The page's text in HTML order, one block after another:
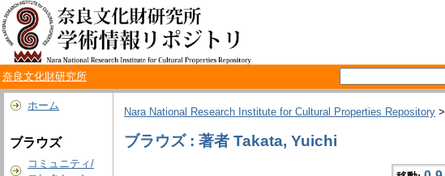
奈良文化財研究所
ホーム
ブラウズ
コミュニティ/
Nara National Research Institute for Cultural Properties Repository >
ブラウズ : 著者 Takata, Yuichi